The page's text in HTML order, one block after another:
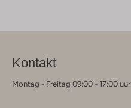
Kontakt
Montag - Freitag 09:00 - 17:00 uur